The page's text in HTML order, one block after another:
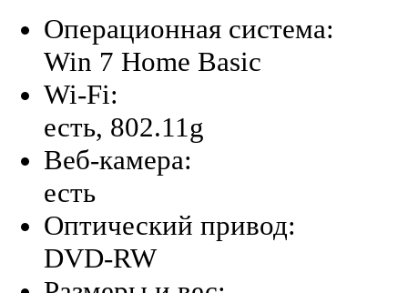
Операционная система:
Win 7 Home Basic
Wi-Fi:
есть, 802.11g
Веб-камера:
есть
Оптический привод:
DVD-RW